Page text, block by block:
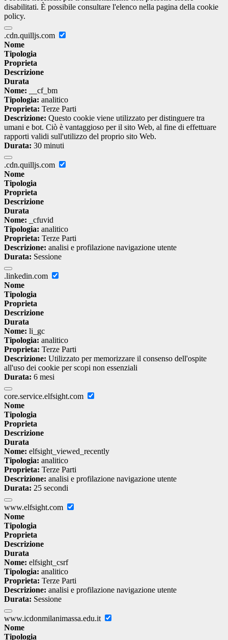
disabilitati. È possibile consultare l'elenco nella pagina della cookie
policy.
.cdn.quilljs.com
Nome
Tipologia
Proprieta
Descrizione
Durata
Nome: __cf_bm
Tipologia: analitico
Proprieta: Terze Parti
Descrizione: Questo cookie viene utilizzato per distinguere tra
umani e bot. Ciò è vantaggioso per il sito Web, al fine di effettuare
rapporti validi sull'utilizzo del proprio sito Web.
Durata: 30 minuti
.cdn.quilljs.com
Nome
Tipologia
Proprieta
Descrizione
Durata
Nome: _cfuvid
Tipologia: analitico
Proprieta: Terze Parti
Descrizione: analisi e profilazione navigazione utente
Durata: Sessione
.linkedin.com
Nome
Tipologia
Proprieta
Descrizione
Durata
Nome: li_gc
Tipologia: analitico
Proprieta: Terze Parti
Descrizione: Utilizzato per memorizzare il consenso dell'ospite
all'uso dei cookie per scopi non essenziali
Durata: 6 mesi
core.service.elfsight.com
Nome
Tipologia
Proprieta
Descrizione
Durata
Nome: elfsight_viewed_recently
Tipologia: analitico
Proprieta: Terze Parti
Descrizione: analisi e profilazione navigazione utente
Durata: 25 secondi
www.elfsight.com
Nome
Tipologia
Proprieta
Descrizione
Durata
Nome: elfsight_csrf
Tipologia: analitico
Proprieta: Terze Parti
Descrizione: analisi e profilazione navigazione utente
Durata: Sessione
www.icdonmilanimassa.edu.it
Nome
Tipologia